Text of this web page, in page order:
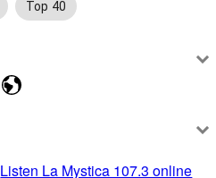
Top 40
Listen La Mystica 107.3 online